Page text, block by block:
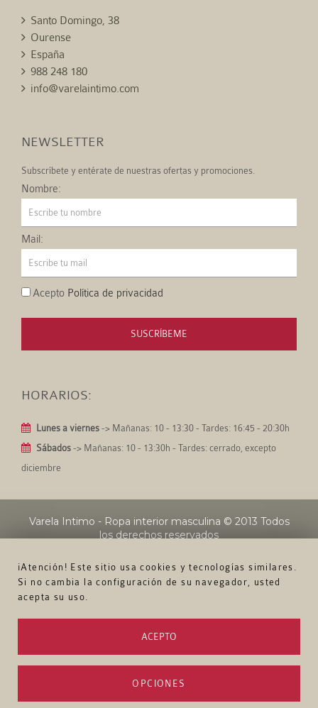
¡Atención! Este sitio usa cookies y tecnologías similares.
Si no cambia la configuración de su navegador, usted
acepta su uso.
ACEPTO
OPCIONES
Santo Domingo, 38
Ourense
España
988 248 180
info@varelaintimo.com
NEWSLETTER
Subscríbete y entérate de nuestras ofertas y promociones.
Nombre:
Mail:
Acepto Política de privacidad
SUSCRÍBEME
HORARIOS:
Lunes a viernes -> Mañanas: 10 - 13:30 - Tardes: 16:45 - 20:30h
Sábados -> Mañanas: 10 - 13:30h - Tardes: cerrado, excepto
diciembre
Varela Intimo - Ropa interior masculina © 2013 Todos
los derechos reservados